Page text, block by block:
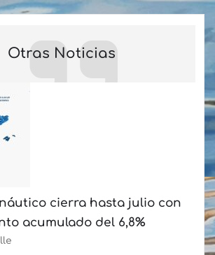
Otras Noticias
cierra hasta julio con
acumulado del 6,8%